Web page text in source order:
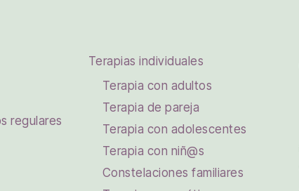
regulares
Terapias individuales
Terapia con adultos
Terapia de pareja
Terapia con adolescentes
Terapia con niñ@s
Constelaciones familiares